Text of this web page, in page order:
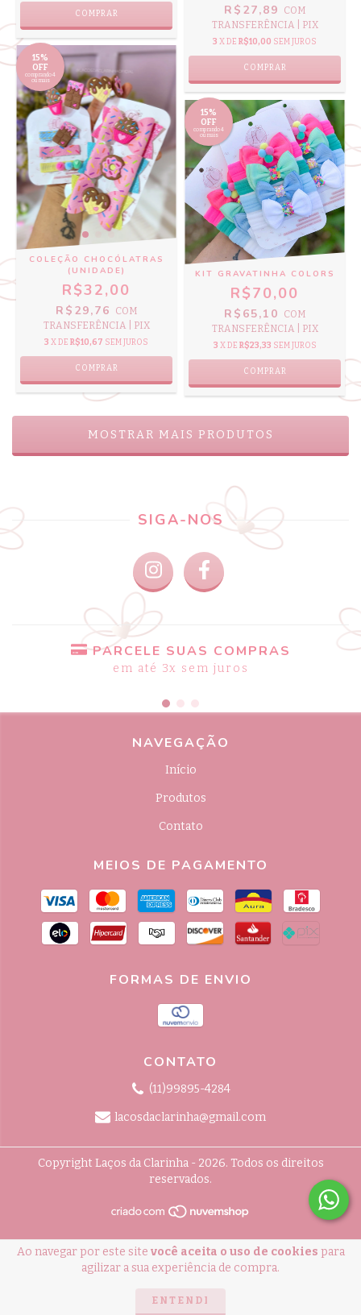
Ao navegar por este site você aceita o uso de cookies para
agilizar a sua experiência de compra.
ENTENDI
COMPRAR R$27,89
COM
TRANSFERÊNCIA | PIX
3 X DE R$10,00 SEM JUROS
COMPRAR
15%
OFF
comprando 4
ou mais
COLEÇÃO CHOCÓLATRAS
(UNIDADE)
R$32,00
R$29,76
COM
TRANSFERÊNCIA | PIX
3 X DE R$10,67 SEM JUROS
COMPRAR
15%
OFF
comprando 4
ou mais
KIT GRAVATINHA COLORS
R$70,00
R$65,10
COM
TRANSFERÊNCIA | PIX
3 X DE R$23,33 SEM JUROS
COMPRAR
MOSTRAR MAIS PRODUTOS
SIGA-NOS
PARCELE SUAS COMPRAS
em até 3x sem juros
NAVEGAÇÃO
Início
Produtos
Contato
MEIOS DE PAGAMENTO
FORMAS DE ENVIO
CONTATO
(11)99895-4284
lacosdaclarinha@gmail.com
Copyright Laços da Clarinha - 2026. Todos os direitos
reservados.